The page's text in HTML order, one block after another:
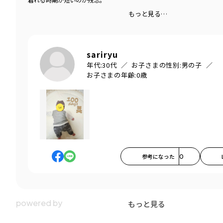
もっと見る…
sariryu
年代:30代 お子さまの性別:男の子
お子さまの年齢:0歳
参考になった 0
もっと見る